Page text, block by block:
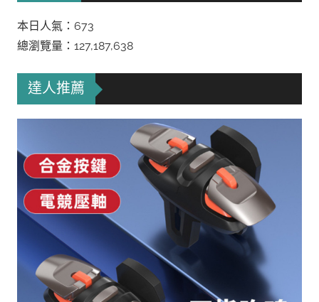
本日人氣：673
總瀏覽量：127,187,638
達人推薦